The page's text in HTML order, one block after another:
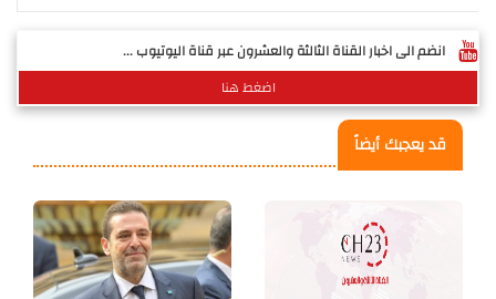
انضم الى اخبار القناة الثالثة والعشرون عبر قناة اليوتيوب ...
اضغط هنا
قد يعجبك أيضاً